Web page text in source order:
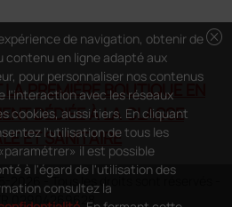
PREMIÈRE BOUTIQUE EN
DÉDIÉE À LA CLASSE
ET SANITAIRE
2026 - Tous les droits sont réservés -
FR 02904269628
cancel
de navigation, obtenir de
en ligne adapté aux
pour personnaliser nos contenus
l'interaction avec les réseaux
cookies, aussi tiers. En cliquant
l'utilisation de tous les
il est possible
à l'égard de l'utilisation des
consultez la